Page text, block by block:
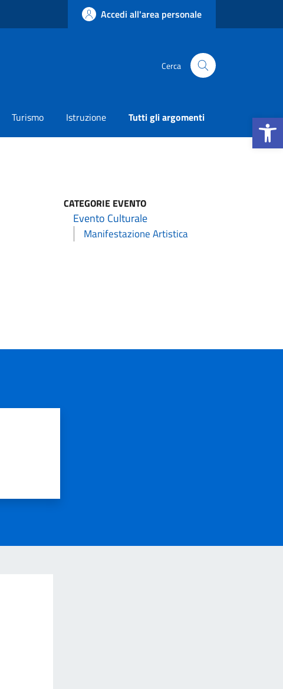
Accedi all'area personale
Cerca
Turismo Istruzione Tutti gli argomenti
CATEGORIE EVENTO
Evento Culturale
Manifestazione Artistica
Apri la